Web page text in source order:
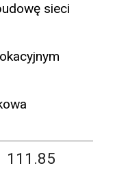
sieci
111.85